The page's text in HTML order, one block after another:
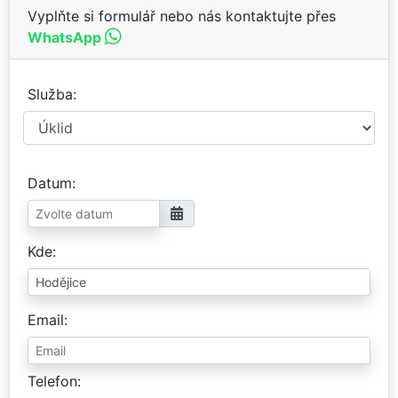
Vyplňte si formulář nebo nás kontaktujte přes
WhatsApp
Služba
Datum
Kde
Email
Telefon